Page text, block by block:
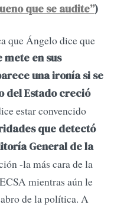
que se audite”)
que Ángelo dice que
mete en sus
una ironía si se
del Estado creció
estar convencido
que detectó
General de la
-la más cara de la
mientras aún le
de la política. A